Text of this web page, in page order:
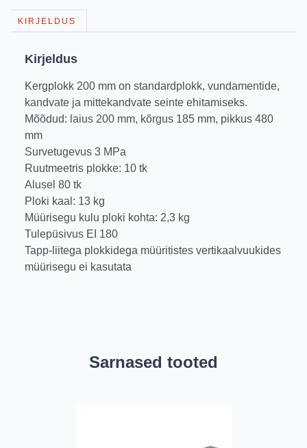
KIRJELDUS
Kirjeldus
Kergplokk 200 mm on standardplokk, vundamentide,
kandvate ja mittekandvate seinte ehitamiseks.
Mõõdud: laius 200 mm, kõrgus 185 mm, pikkus 480
mm
Survetugevus 3 MPa
Ruutmeetris plokke: 10 tk
Alusel 80 tk
Ploki kaal: 13 kg
Müürisegu kulu ploki kohta: 2,3 kg
Tulepüsivus EI 180
Tapp-liitega plokkidega müüritistes vertikaalvuukides
müürisegu ei kasutata
Sarnased tooted